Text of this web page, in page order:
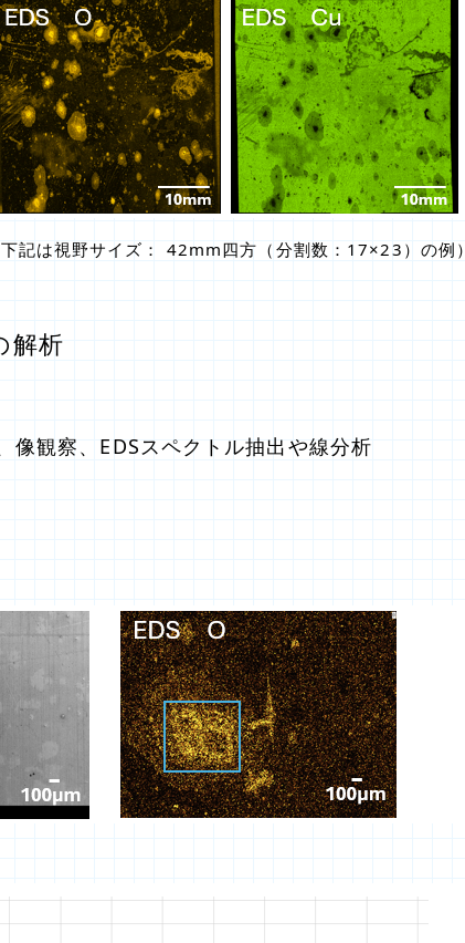
記は視野サイズ： 42mm四方（分割数：17×23）の例）
解析
像観察、EDSスペクトル抽出や線分析